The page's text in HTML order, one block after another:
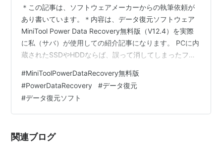
＊この記事は、ソフトウェアメーカーからの執筆依頼が
あり書いています。＊内容は、データ復元ソフトウェア
MiniTool Power Data Recovery無料版（V12.4）を実際
に私（サバ）が使用しての紹介記事になります。 PCに内
蔵されたSSDやHDDならば、誤って消してしまったファ
が、外付けのUSBフラッシュドライブや HDDの場合は
「ごみ箱」は無く、一発で削除されてしまいます。 ま
た、メディアそのものが破損したりすることは誰にでも
十分ありうる話です。 そういうトラブルに備え、データ
ます…
#MiniToolPowerDataRecovery無料版
#PowerDataRecovery #データ復元
#データ復元ソフト
関連ブログ